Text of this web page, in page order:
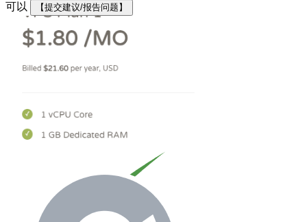
可以
【提交建议/报告问题】